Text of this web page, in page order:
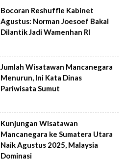
Bocoran Reshuffle Kabinet
Agustus: Norman Joesoef Bakal
Dilantik Jadi Wamenhan RI
Jumlah Wisatawan Mancanegara
Menurun, Ini Kata Dinas
Pariwisata Sumut
Kunjungan Wisatawan
Mancanegara ke Sumatera Utara
Naik Agustus 2025, Malaysia
Dominasi